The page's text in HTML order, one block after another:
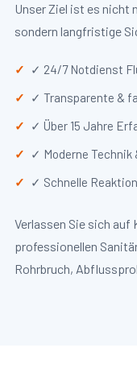
Unser Ziel ist es nicht
sondern langfristige
✓ 24/7 Notdienst
✓ Transparente &
✓ Über 15 Jahre
✓ Moderne
✓ Schnelle
Verlassen Sie sich
professionellen
Rohrbruch,